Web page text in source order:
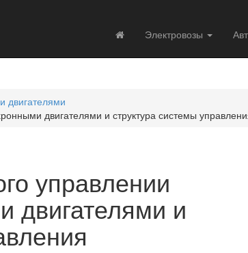
Электровозы
двигателями
двигателями и структура системы
управлении
двигателями и